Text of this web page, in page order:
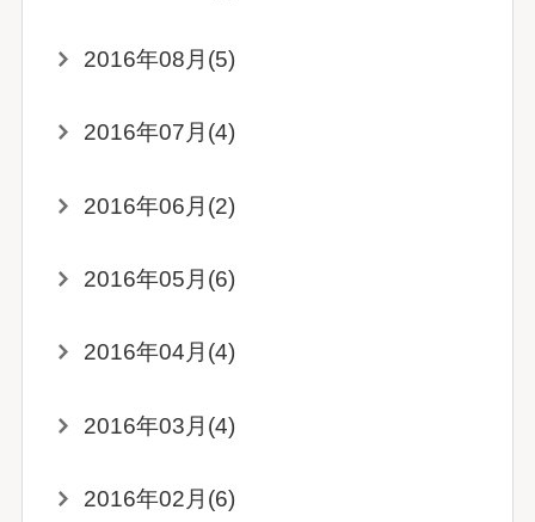
2016年08月(5)
2016年07月(4)
2016年06月(2)
2016年05月(6)
2016年04月(4)
2016年03月(4)
2016年02月(6)